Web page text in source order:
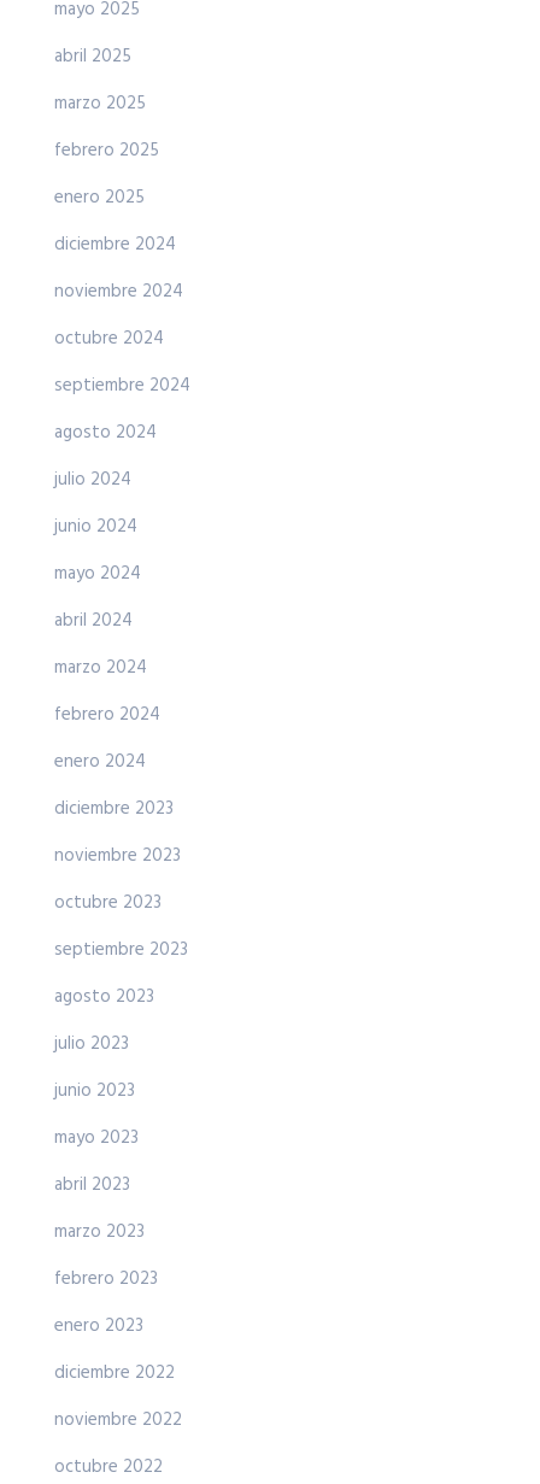
mayo 2025
abril 2025
marzo 2025
febrero 2025
enero 2025
diciembre 2024
noviembre 2024
octubre 2024
septiembre 2024
agosto 2024
julio 2024
junio 2024
mayo 2024
abril 2024
marzo 2024
febrero 2024
enero 2024
diciembre 2023
noviembre 2023
octubre 2023
septiembre 2023
agosto 2023
julio 2023
junio 2023
mayo 2023
abril 2023
marzo 2023
febrero 2023
enero 2023
diciembre 2022
noviembre 2022
octubre 2022